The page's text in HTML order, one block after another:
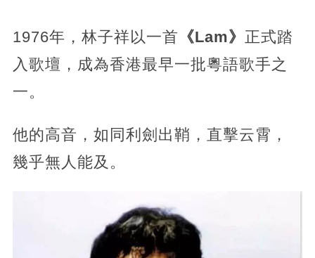
1976年，林子祥以一首 《Lam》 正式踏
入歌壇，成為香港最早一批粵語歌手之
一。
他的高音，如同利劍出鞘，直擊云霄，
幾乎無人能及。